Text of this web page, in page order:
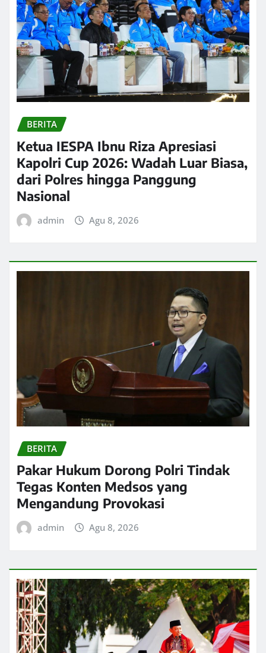
BERITA
Ketua IESPA Ibnu Riza Apresiasi
Kapolri Cup 2026: Wadah Luar Biasa,
dari Polres hingga Panggung
Nasional
admin Agu 8, 2026
BERITA
Pakar Hukum Dorong Polri Tindak
Tegas Konten Medsos yang
Mengandung Provokasi
admin Agu 8, 2026